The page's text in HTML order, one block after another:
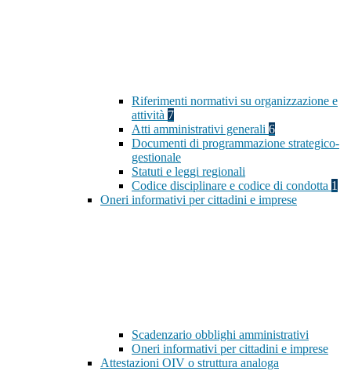
Riferimenti normativi su organizzazione e
attività 7
Atti amministrativi generali 6
Documenti di programmazione strategico-
gestionale
Statuti e leggi regionali
Codice disciplinare e codice di condotta 1
Oneri informativi per cittadini e imprese
Scadenzario obblighi amministrativi
Oneri informativi per cittadini e imprese
Attestazioni OIV o struttura analoga